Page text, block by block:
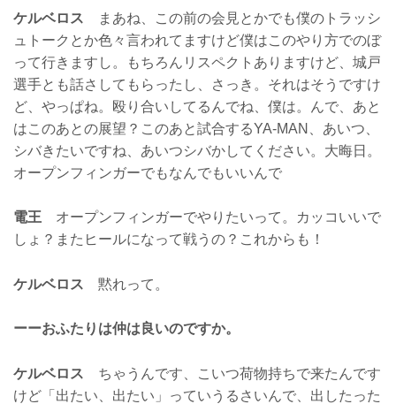
ケルベロス まあね、この前の会見とかでも僕のトラッシ
ュトークとか色々言われてますけど僕はこのやり方でのぼ
って行きますし。もちろんリスペクトありますけど、城戸
選手とも話さしてもらったし、さっき。それはそうですけ
ど、やっぱね。殴り合いしてるんでね、僕は。んで、あと
はこのあとの展望？このあと試合するYA-MAN、あいつ、
シバきたいですね、あいつシバかしてください。大晦日。
オープンフィンガーでもなんでもいいんで
電王 オープンフィンガーでやりたいって。カッコいいで
しょ？またヒールになって戦うの？これからも！
ケルベロス 黙れって。
ーーおふたりは仲は良いのですか。
ケルベロス ちゃうんです、こいつ荷物持ちで来たんです
けど「出たい、出たい」っていうるさいんで、出したった